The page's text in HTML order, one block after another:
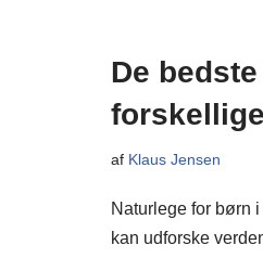
De
af Klaus Jensen
Naturlege for børn
kan udforske